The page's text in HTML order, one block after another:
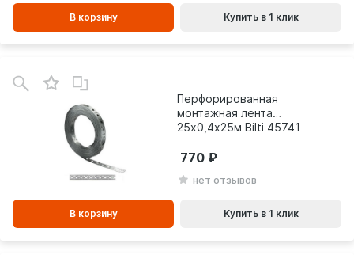
В корзину Купить в 1 клик
Перфорированная
монтажная лента
25х0,4х25м Bilti 45741
нет отзывов
770
В корзину Купить в 1 клик